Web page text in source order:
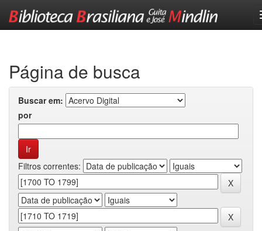
Página de busca
Buscar em:
por
Filtros correntes: